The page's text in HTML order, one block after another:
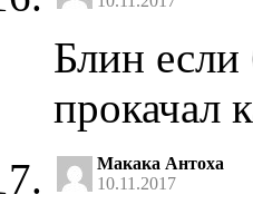
Блин
прокачал
Макака Антоха
10.11.2017